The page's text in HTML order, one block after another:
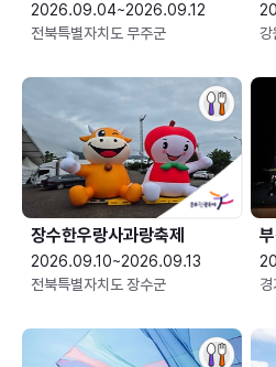
2026.09.04~2026.09.12
전북특별자치도 무주군
강
장수한우랑사과랑축제
2026.09.10~2026.09.13
전북특별자치도 장수군
경